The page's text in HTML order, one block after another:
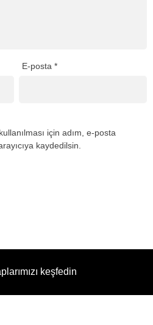
E-posta*
için adım, e-posta
kaydedilsin.
keşfedin